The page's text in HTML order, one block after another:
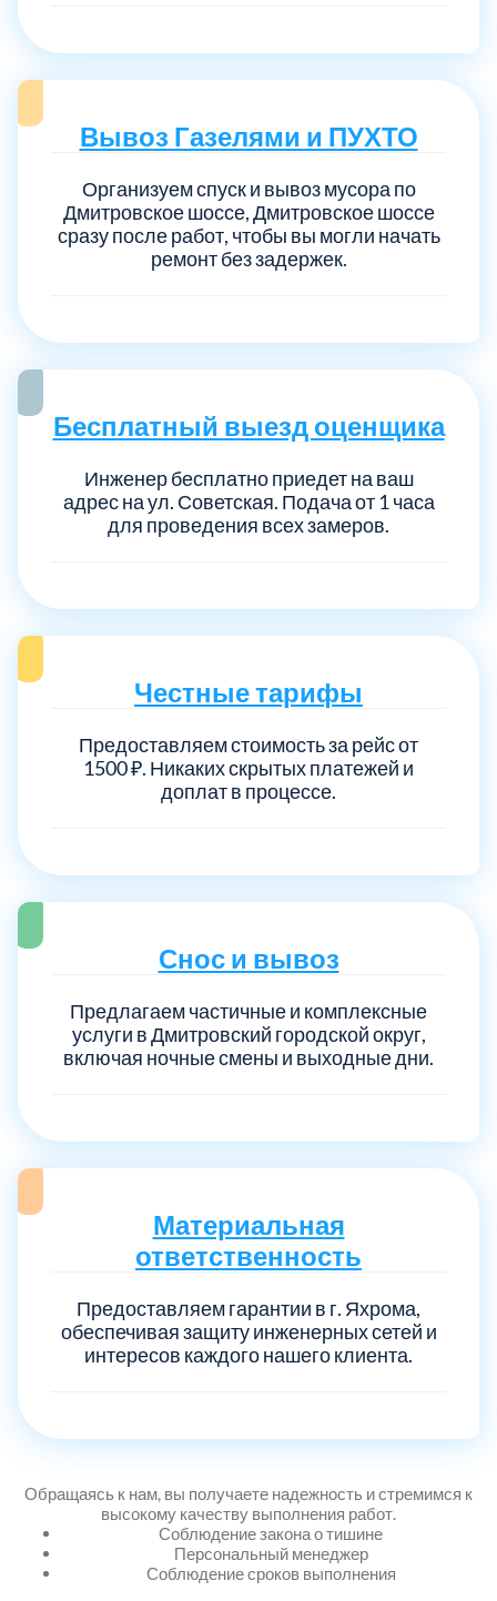
Вывоз Газелями и ПУХТО
Организуем спуск и вывоз мусора по
Дмитровское шоссе, Дмитровское шоссе
сразу после работ, чтобы вы могли начать
ремонт без задержек.
Бесплатный выезд оценщика
Инженер бесплатно приедет на ваш
адрес на ул. Советская. Подача от 1 часа
для проведения всех замеров.
Честные тарифы
Предоставляем стоимость за рейс от
1500 ₽. Никаких скрытых платежей и
доплат в процессе.
Снос и вывоз
Предлагаем частичные и комплексные
услуги в Дмитровский городской округ,
включая ночные смены и выходные дни.
Материальная
ответственность
Предоставляем гарантии в г. Яхрома,
обеспечивая защиту инженерных сетей и
интересов каждого нашего клиента.
Обращаясь к нам, вы получаете надежность и стремимся к
высокому качеству выполнения работ.
Соблюдение закона о тишине
Персональный менеджер
Соблюдение сроков выполнения
Выберите город:
Балашиха
Воскресенский